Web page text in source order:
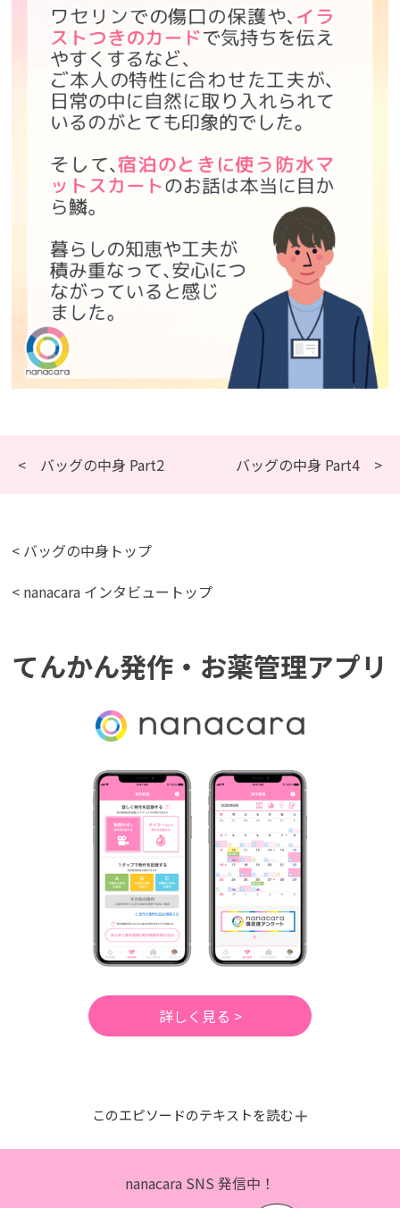
< バッグの中身 Part2 バッグの中身 Part4 >
< バッグの中身トップ
< nanacara インタビュートップ
てんかん発作・お薬管理アプリ
詳しく見る >
このエピソードのテキストを読む
nanacara SNS 発信中！